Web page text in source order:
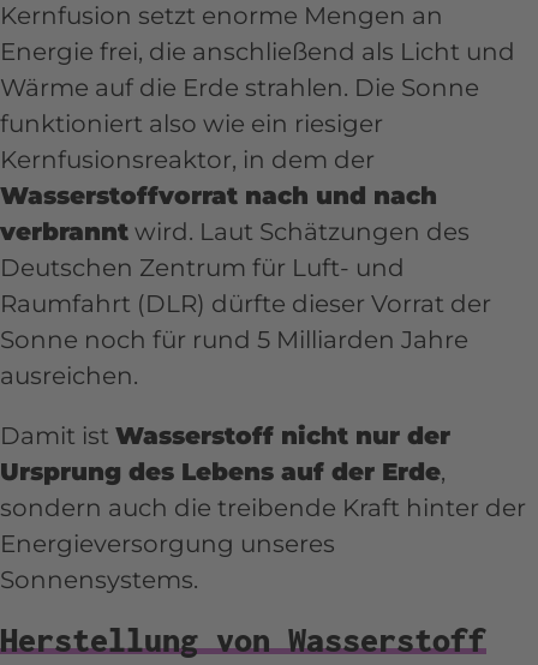
Kernfusion setzt enorme Mengen an
Energie frei, die anschließend als Licht und
Wärme auf die Erde strahlen. Die Sonne
funktioniert also wie ein riesiger
Kernfusionsreaktor, in dem der
Wasserstoffvorrat nach und nach
verbrannt wird. Laut Schätzungen des
Deutschen Zentrum für Luft- und
Raumfahrt (DLR) dürfte dieser Vorrat der
Sonne noch für rund 5 Milliarden Jahre
ausreichen.
Damit ist Wasserstoff nicht nur der
Ursprung des Lebens auf der Erde,
sondern auch die treibende Kraft hinter der
Energieversorgung unseres
Sonnensystems.
Herstellung von Wasserstoff